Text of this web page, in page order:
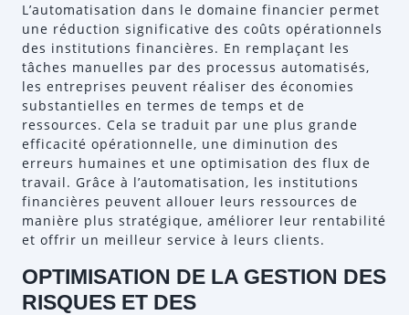
L’automatisation dans le domaine financier permet
une réduction significative des coûts opérationnels
des institutions financières. En remplaçant les
tâches manuelles par des processus automatisés,
les entreprises peuvent réaliser des économies
substantielles en termes de temps et de
ressources. Cela se traduit par une plus grande
efficacité opérationnelle, une diminution des
erreurs humaines et une optimisation des flux de
travail. Grâce à l’automatisation, les institutions
financières peuvent allouer leurs ressources de
manière plus stratégique, améliorer leur rentabilité
et offrir un meilleur service à leurs clients.
OPTIMISATION DE LA GESTION DES
RISQUES ET DES